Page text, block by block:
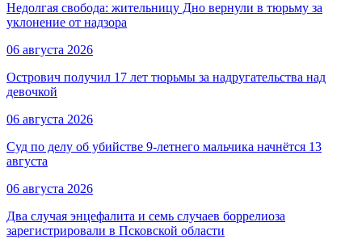
Недолгая свобода: жительницу Дно вернули в тюрьму за
уклонение от надзора
06 августа 2026
Острович получил 17 лет тюрьмы за надругательства над
девочкой
06 августа 2026
Суд по делу об убийстве 9-летнего мальчика начнётся 13
августа
06 августа 2026
Два случая энцефалита и семь случаев боррелиоза
зарегистрировали в Псковской области